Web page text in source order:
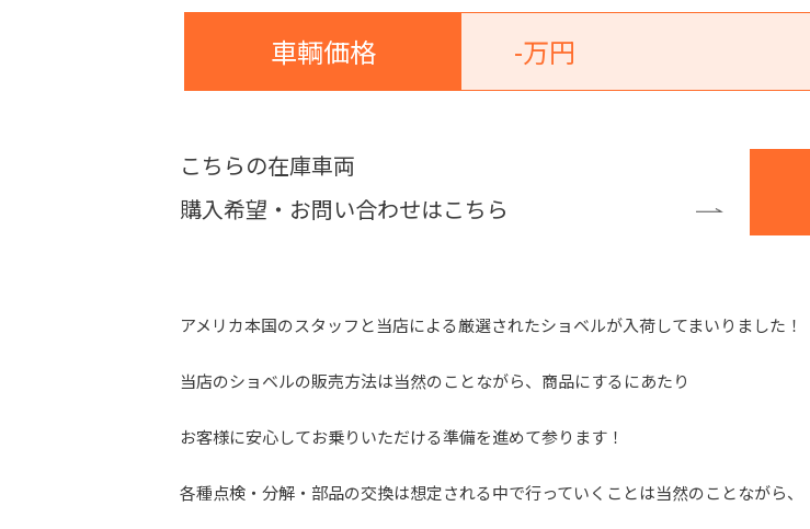
車輌価格 -万円
こちらの在庫車両
購入希望・お問い合わせはこちら
アメリカ本国のスタッフと当店による厳選されたショベルが入荷してまいりました！
当店のショベルの販売方法は当然のことながら、商品にするにあたり
お客様に安心してお乗りいただける準備を進めて参ります！
各種点検・分解・部品の交換は想定される中で行っていくことは当然のことながら、